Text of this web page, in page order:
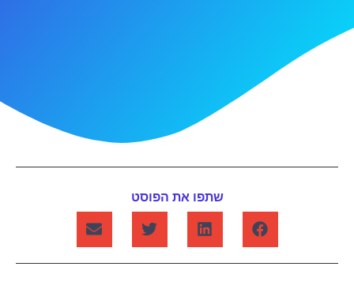
שתפו את הפוסט